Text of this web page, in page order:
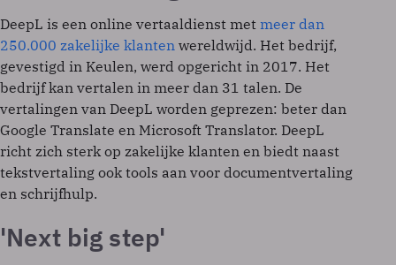
DeepL is een online vertaaldienst met meer dan
250.000 zakelijke klanten wereldwijd. Het bedrijf,
gevestigd in Keulen, werd opgericht in 2017. Het
bedrijf kan vertalen in meer dan 31 talen. De
vertalingen van DeepL worden geprezen: beter dan
Google Translate en Microsoft Translator. DeepL
richt zich sterk op zakelijke klanten en biedt naast
tekstvertaling ook tools aan voor documentvertaling
en schrijfhulp.
'Next big step'